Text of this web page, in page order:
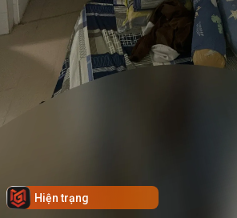
Hiện trạng